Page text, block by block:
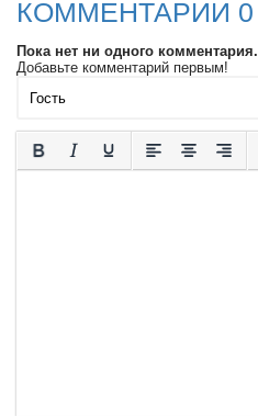
КОММЕНТАРИИ 0
Пока нет ни одного комментария.
Добавьте комментарий первым!